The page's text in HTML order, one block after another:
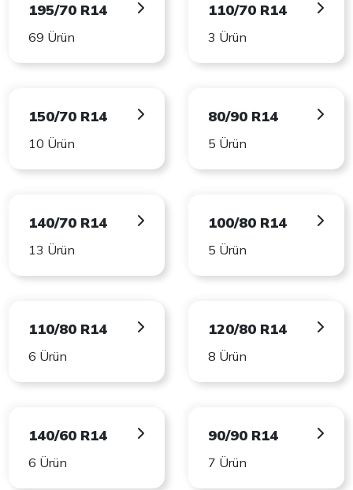
195/70 R14
69 Ürün
110/70 R14
3 Ürün
150/70 R14
10 Ürün
80/90 R14
5 Ürün
140/70 R14
13 Ürün
100/80 R14
5 Ürün
110/80 R14
6 Ürün
120/80 R14
8 Ürün
140/60 R14
6 Ürün
90/90 R14
7 Ürün